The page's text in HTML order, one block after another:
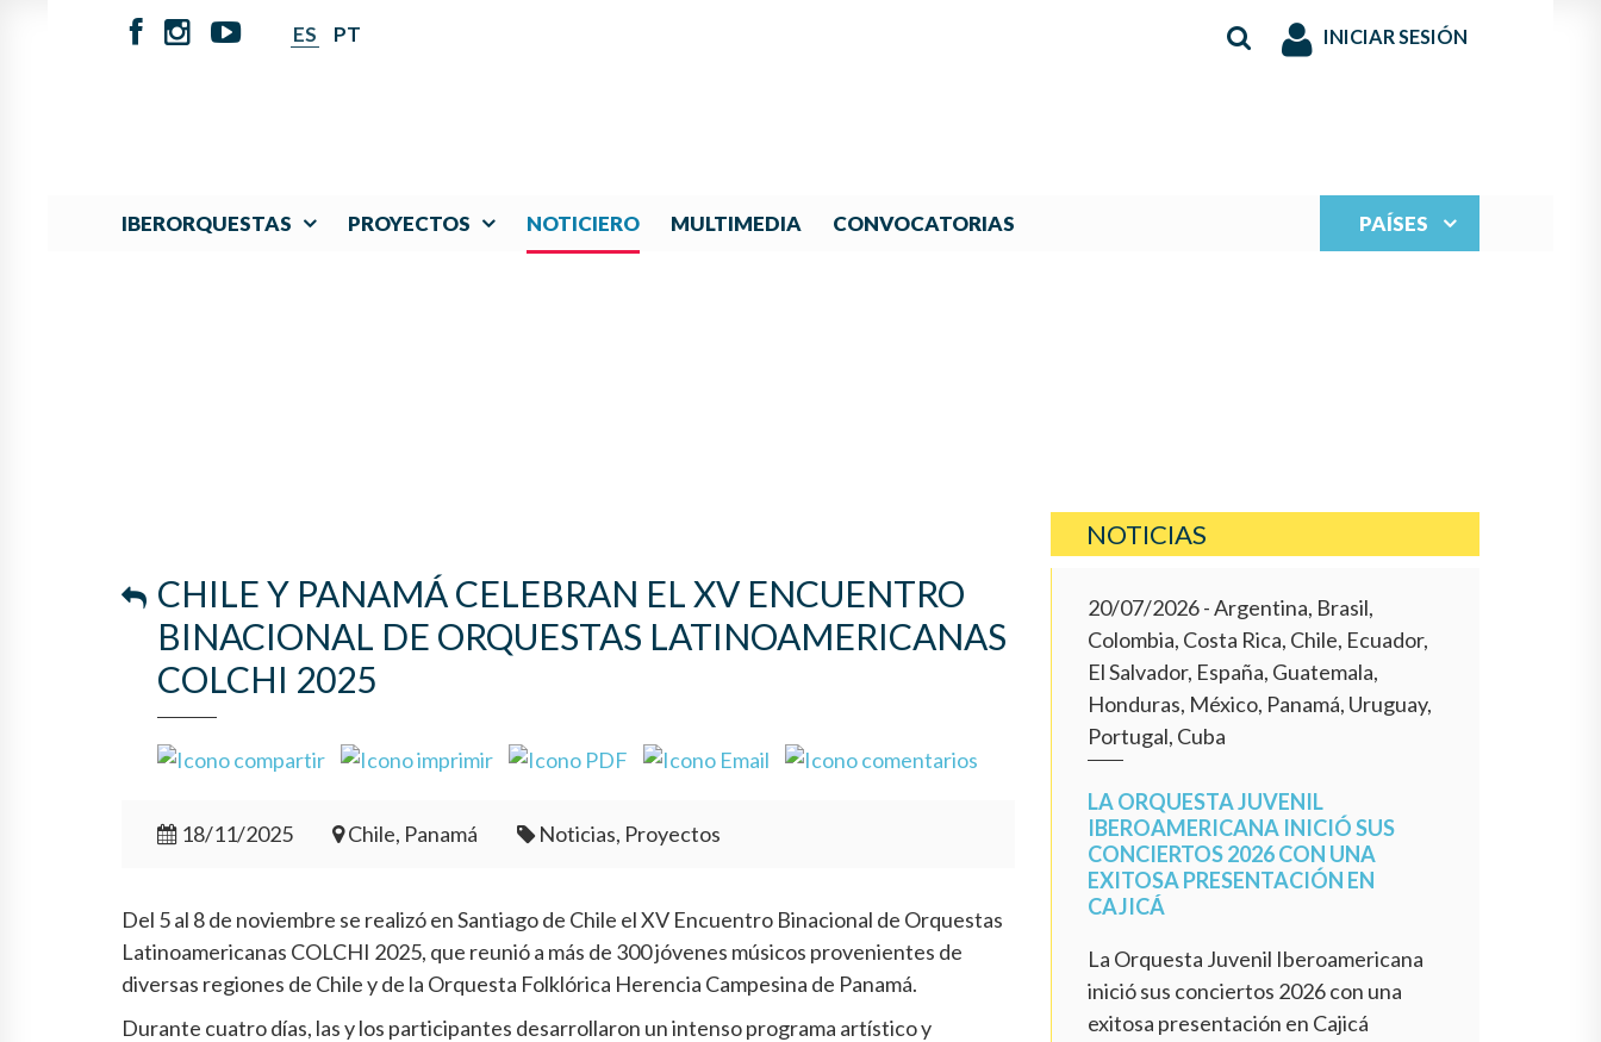
ES PT INICIAR SESIÓN
IBERORQUESTAS PROYECTOS NOTICIERO MULTIMEDIA CONVOCATORIAS PAÍSES
CHILE Y PANAMÁ CELEBRAN EL XV ENCUENTRO
BINACIONAL DE ORQUESTAS LATINOAMERICANAS
COLCHI 2025
18/11/2025 Chile, Panamá Noticias, Proyectos
Del 5 al 8 de noviembre se realizó en Santiago de Chile el XV Encuentro Binacional de Orquestas
Latinoamericanas COLCHI 2025, que reunió a más de 300 jóvenes músicos provenientes de
diversas regiones de Chile y de la Orquesta Folklórica Herencia Campesina de Panamá.
Durante cuatro días, las y los participantes desarrollaron un intenso programa artístico y
NOTICIAS
20/07/2026- Argentina, Brasil,
Colombia, Costa Rica, Chile, Ecuador,
El Salvador, España, Guatemala,
Honduras, México, Panamá, Uruguay,
Portugal, Cuba
LA ORQUESTA JUVENIL
IBEROAMERICANA INICIÓ SUS
CONCIERTOS 2026 CON UNA
EXITOSA PRESENTACIÓN EN
CAJICÁ
La Orquesta Juvenil Iberoamericana
inició sus conciertos 2026 con una
exitosa presentación en Cajicá